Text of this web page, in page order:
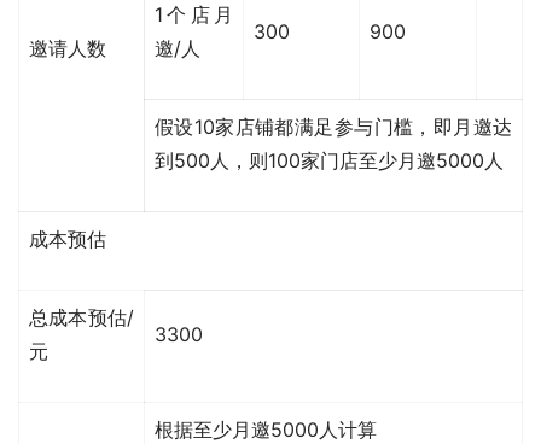
邀请人数
1个店月
邀/人
300 900
假设10家店铺都满足参与门槛，即月邀达
到500人，则100家门店至少月邀5000人
成本预估
总成本预估/
元
3300
根据至少月邀5000人计算